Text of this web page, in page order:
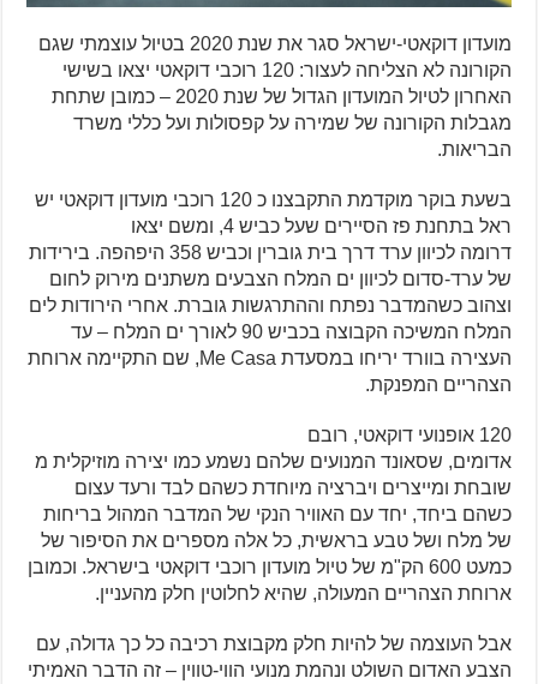
מועדון דוקאטי-ישראל סגר את שנת 2020 בטיול עוצמתי שגם
הקורונה לא הצליחה לעצור: 120 רוכבי דוקאטי יצאו בשישי
האחרון לטיול המועדון הגדול של שנת 2020 – כמובן שתחת
מגבלות הקורונה של שמירה על קפסולות ועל כללי משרד
הבריאות.
בשעת בוקר מוקדמת התקבצנו כ 120 רוכבי מועדון דוקאטי יש
ראל בתחנת פז הסיירים שעל כביש 4, ומשם יצאו
דרומה לכיוון ערד דרך בית גוברין וכביש 358 היפהפה. בירידות
של ערד-סדום לכיוון ים המלח הצבעים משתנים מירוק לחום
וצהוב כשהמדבר נפתח וההתרגשות גוברת. אחרי הירודות לים
המלח המשיכה הקבוצה בכביש 90 לאורך ים המלח – עד
העצירה בוורד יריחו במסעדת Me Casa, שם התקיימה ארוחת
הצהריים המפנקת.
120 אופנועי דוקאטי, רובם
אדומים, שסאונד המנועים שלהם נשמע כמו יצירה מוזיקלית מ
שובחת ומייצרים ויברציה מיוחדת כשהם לבד ורעד עצום
כשהם ביחד, יחד עם האוויר הנקי של המדבר המהול בריחות
של מלח ושל טבע בראשית, כל אלה מספרים את הסיפור של
כמעט 600 הק"מ של טיול מועדון רוכבי דוקאטי בישראל. וכמובן
ארוחת הצהריים המעולה, שהיא לחלוטין חלק מהעניין.
אבל העוצמה של להיות חלק מקבוצת רכיבה כל כך גדולה, עם
הצבע האדום השולט ונהמת מנועי הווי-טווין – זה הדבר האמיתי